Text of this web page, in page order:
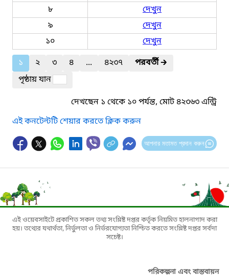
৮
দেখুন
৯
দেখুন
১০
দেখুন
১
২ ৩ ৪ ... ৪২৩৭ পরবর্তী🡲
পৃষ্ঠায় যান
দেখছেন ১ থেকে ১০ পর্যন্ত, মোট ৪২৩৬৩ এন্ট্রি
এই কনটেন্টটি শেয়ার করতে ক্লিক করুন
আপনার মতামত প্রদান করুন
এই ওয়েবসাইটে প্রকাশিত সকল তথ্য সংশ্লিষ্ট দপ্তর কর্তৃক নিয়মিত হালনাগাদ করা
হয়। তথ্যের যথার্থতা, নির্ভুলতা ও নির্ভরযোগ্যতা নিশ্চিত করতে সংশ্লিষ্ট দপ্তর সর্বদা
সচেষ্ট।
পরিকল্পনা এবং বাস্তবায়ন